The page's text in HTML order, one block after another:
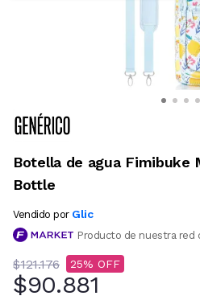
Botella de agua Fimibuke
Bottle
Vendido por Glic
Producto de nuestra red
$121.176 25
$90.881